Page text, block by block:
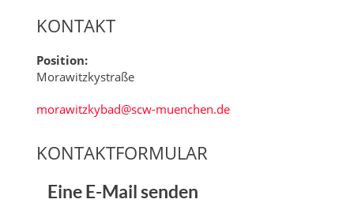
KONTAKT
Position:
Morawitzkystraße
E-Mail:
morawitzkybad@scw-muenchen.de
KONTAKTFORMULAR
Eine E-Mail senden